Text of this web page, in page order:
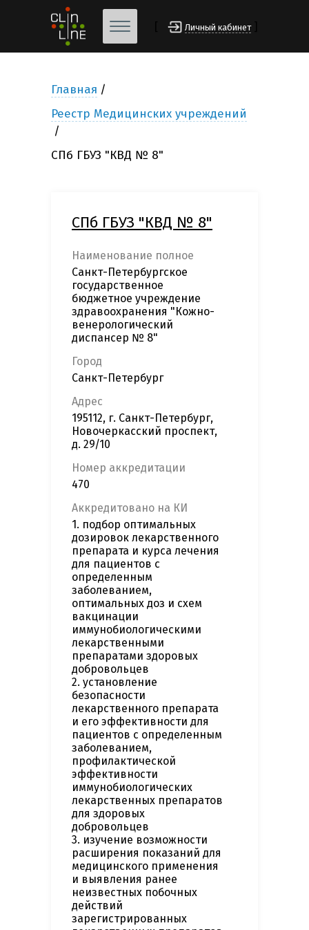
Личный кабинет
Главная
Реестр Медицинских учреждений
СПб ГБУЗ "КВД № 8"
СПб ГБУЗ "КВД № 8"
Наименование полное
Санкт-Петербургское
государственное
бюджетное учреждение
здравоохранения "Кожно-
венерологический
диспансер № 8"
Город
Санкт-Петербург
Адрес
195112, г. Санкт-Петербург,
Новочеркасский проспект,
д. 29/10
Номер аккредитации
470
Аккредитовано на КИ
1. подбор оптимальных
дозировок лекарственного
препарата и курса лечения
для пациентов с
определенным
заболеванием,
оптимальных доз и схем
вакцинации
иммунобиологическими
лекарственными
препаратами здоровых
добровольцев
2. установление
безопасности
лекарственного препарата
и его эффективности для
пациентов с определенным
заболеванием,
профилактической
эффективности
иммунобиологических
лекарственных препаратов
для здоровых
добровольцев
3. изучение возможности
расширения показаний для
медицинского применения
и выявления ранее
неизвестных побочных
действий
зарегистрированных